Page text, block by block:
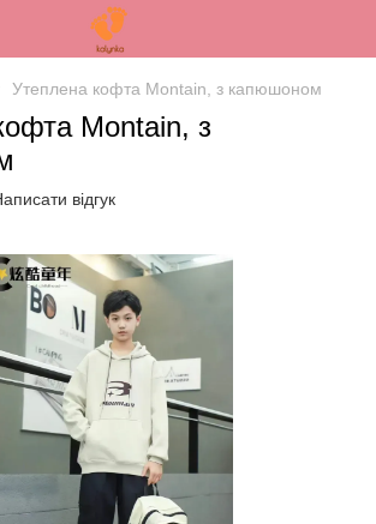
Утеплена кофта Montain, з капюшоном
Montain, з
відгук